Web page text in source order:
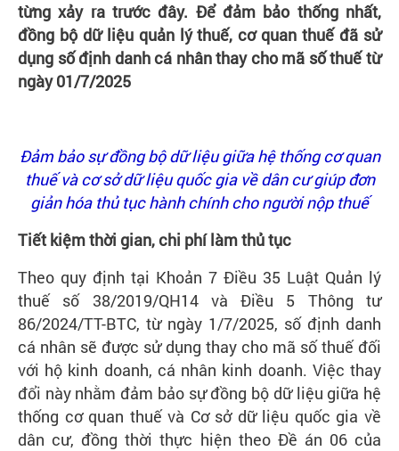
Báo
giá
Liên
hệ
từng xảy ra trước đây. Để đảm bảo thống nhất,
đồng bộ dữ liệu quản lý thuế, cơ quan thuế đã sử
dụng số định danh cá nhân thay cho mã số thuế từ
ngày 01/7/2025
Đảm bảo sự đồng bộ dữ liệu giữa hệ thống cơ quan
thuế và cơ sở dữ liệu quốc gia về dân cư giúp đơn
giản hóa thủ tục hành chính cho người nộp thuế
Tiết kiệm thời gian, chi phí làm thủ tục
Theo quy định tại Khoản 7 Điều 35 Luật Quản lý
thuế số 38/2019/QH14 và Điều 5 Thông tư
86/2024/TT-BTC, từ ngày 1/7/2025, số định danh
cá nhân sẽ được sử dụng thay cho mã số thuế đối
với hộ kinh doanh, cá nhân kinh doanh. Việc thay
đổi này nhằm đảm bảo sự đồng bộ dữ liệu giữa hệ
thống cơ quan thuế và Cơ sở dữ liệu quốc gia về
dân cư, đồng thời thực hiện theo Đề án 06 của